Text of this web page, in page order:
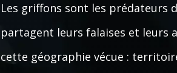
Les griffons sont les prédateurs
partagent leurs falaises et leurs
cette géographie vécue :